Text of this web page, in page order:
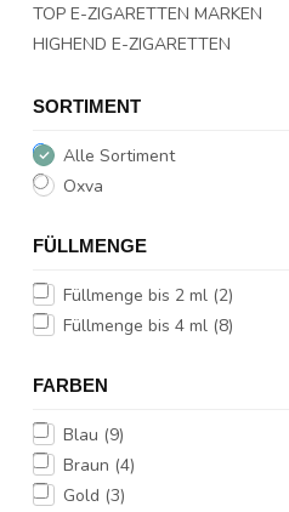
TOP E-ZIGARETTEN MARKEN
HIGHEND E-ZIGARETTEN
SORTIMENT
Alle Sortiment
Oxva
FÜLLMENGE
Füllmenge bis 2 ml (2)
Füllmenge bis 4 ml (8)
FARBEN
Blau (9)
Braun (4)
Gold (3)